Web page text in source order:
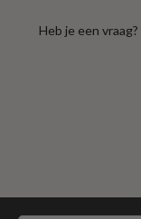
Heb je een